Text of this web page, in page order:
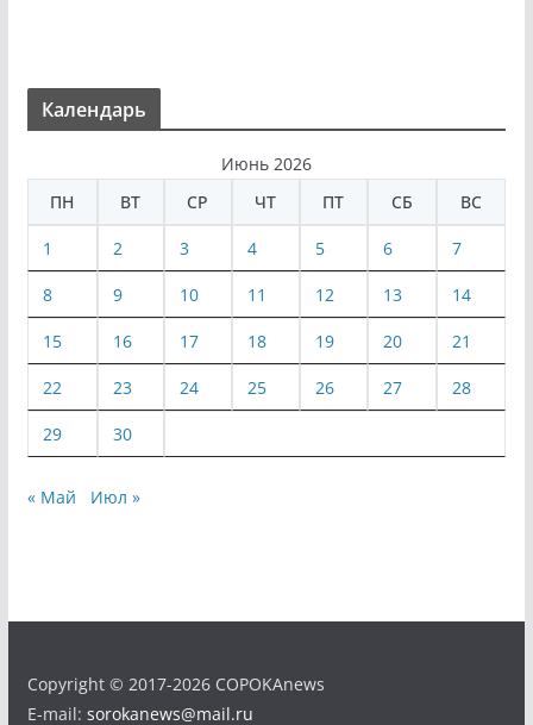
Календарь
Июнь 2026
ПН
ВТ СР ЧТ ПТ СБ ВС
1 2 3 4 5 6 7
8 9 10 11 12 13 14
15 16 17 18 19 20 21
22 23 24 25 26 27 28
29 30
« Май Июл »
Copyright © 2017-2026 COPOKAnews
E-mail: sorokanews@mail.ru